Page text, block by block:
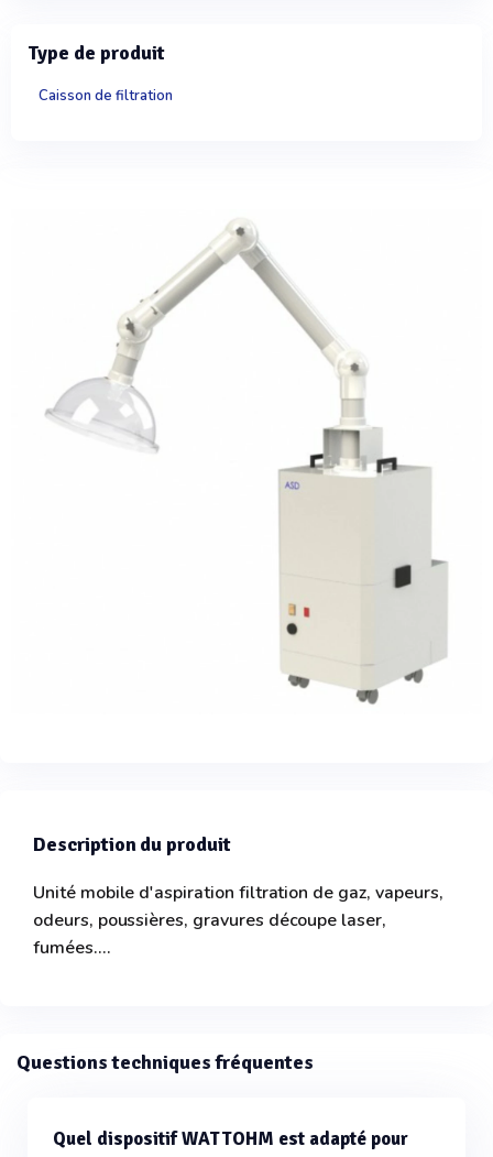
Description du produit
Unité mobile d'aspiration filtration de gaz, vapeurs,
odeurs, poussières, gravures découpe laser,
fumées....
Questions techniques fréquentes
Quel dispositif WATTOHM est adapté pour
Type de produit
Caisson de filtration